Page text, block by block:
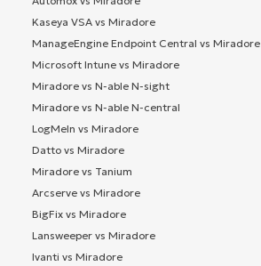
Kaseya VSA vs Miradore
ManageEngine Endpoint Central vs Miradore
Microsoft Intune vs Miradore
Miradore vs N-able N-sight
Miradore vs N-able N-central
LogMeIn vs Miradore
Datto vs Miradore
Miradore vs Tanium
Arcserve vs Miradore
BigFix vs Miradore
Lansweeper vs Miradore
Ivanti vs Miradore